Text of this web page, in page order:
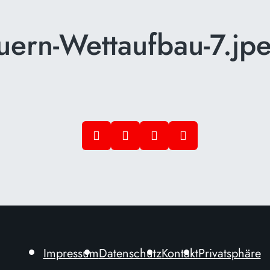
Wettaufbau-
ImpressumDatenschutzKontaktPrivatsphäre